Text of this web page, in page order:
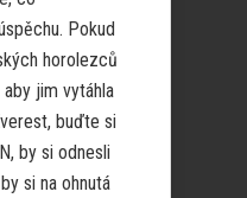
Pokud
horolezců
aby jim vytáhla
buďte si
by si odnesli
si na ohnutá